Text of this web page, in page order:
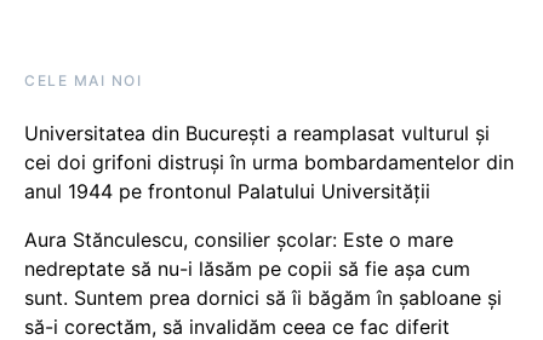
CELE MAI NOI
Universitatea din București a reamplasat vulturul și
cei doi grifoni distruși în urma bombardamentelor din
anul 1944 pe frontonul Palatului Universității
Aura Stănculescu, consilier școlar: Este o mare
nedreptate să nu-i lăsăm pe copii să fie așa cum
sunt. Suntem prea dornici să îi băgăm în șabloane și
să-i corectăm, să invalidăm ceea ce fac diferit